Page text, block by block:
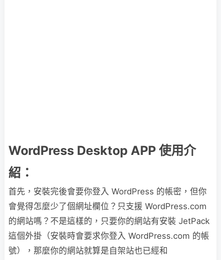
WordPress Desktop APP 使用介
紹：
首先，安裝完後會要你登入 WordPress 的帳密，但你
會覺得怎麼少了個網址欄位？只支援 WordPress.com
的網站嗎？不是這樣的，只要你的網站有安裝 JetPack
這個外掛（安裝時會要求你登入 WordPress.com 的帳
號），那麼你的網站就算是自架站也已經和